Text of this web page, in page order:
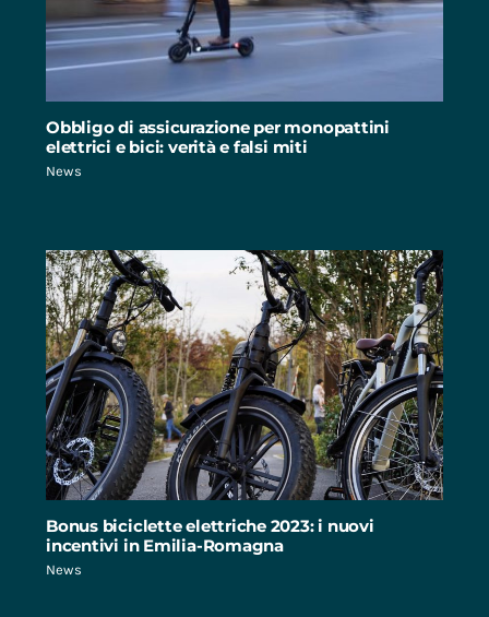
Obbligo di assicurazione per monopattini
elettrici e bici: verità e falsi miti
News
Bonus biciclette elettriche 2023: i nuovi
incentivi in Emilia-Romagna
News